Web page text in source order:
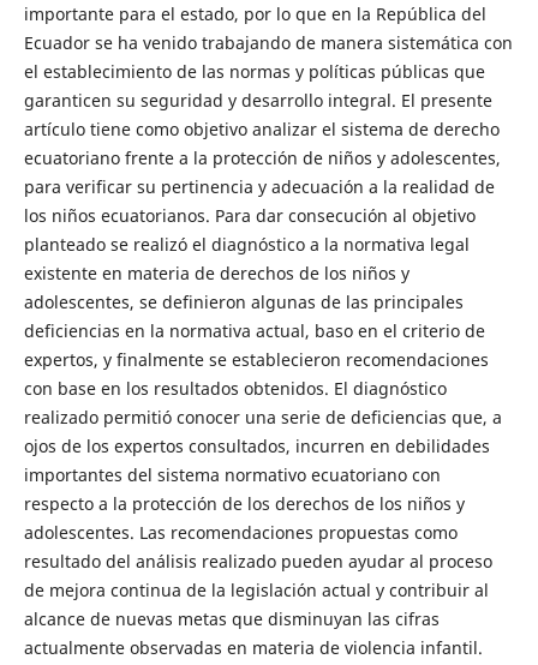
importante para el estado, por lo que en la República del
Ecuador se ha venido trabajando de manera sistemática con
el establecimiento de las normas y políticas públicas que
garanticen su seguridad y desarrollo integral. El presente
artículo tiene como objetivo analizar el sistema de derecho
ecuatoriano frente a la protección de niños y adolescentes,
para verificar su pertinencia y adecuación a la realidad de
los niños ecuatorianos. Para dar consecución al objetivo
planteado se realizó el diagnóstico a la normativa legal
existente en materia de derechos de los niños y
adolescentes, se definieron algunas de las principales
deficiencias en la normativa actual, baso en el criterio de
expertos, y finalmente se establecieron recomendaciones
con base en los resultados obtenidos. El diagnóstico
realizado permitió conocer una serie de deficiencias que, a
ojos de los expertos consultados, incurren en debilidades
importantes del sistema normativo ecuatoriano con
respecto a la protección de los derechos de los niños y
adolescentes. Las recomendaciones propuestas como
resultado del análisis realizado pueden ayudar al proceso
de mejora continua de la legislación actual y contribuir al
alcance de nuevas metas que disminuyan las cifras
actualmente observadas en materia de violencia infantil.